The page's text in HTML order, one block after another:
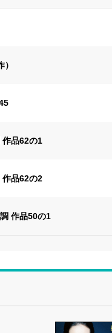
作品62の1
作品62の2
作品50の1